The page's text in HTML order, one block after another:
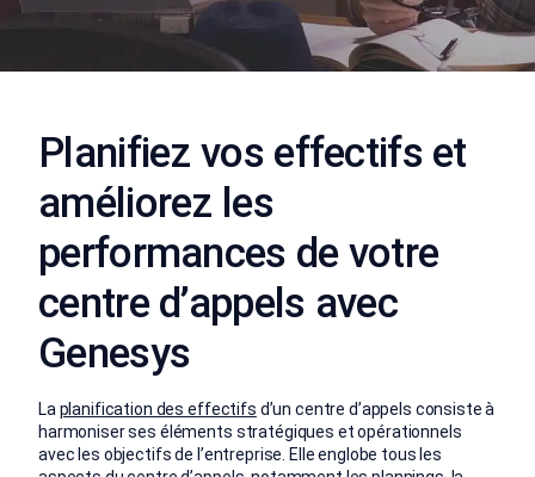
Planifiez vos effectifs et
améliorez les
performances de votre
centre d’appels avec
Genesys
Laplanification des effectifs d’un centre d’appels consiste à
harmoniser ses éléments stratégiques et opérationnels
avec les objectifs de l’entreprise. Elle englobe tous les